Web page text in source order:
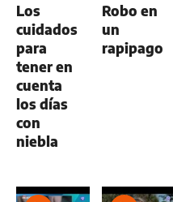
Los
cuidados
para
tener en
cuenta
los días
con
niebla
Robo en
un
rapipago